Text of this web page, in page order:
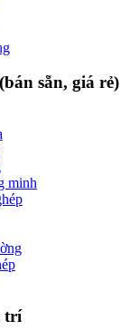
sẵn, giá rẻ)
minh
trí